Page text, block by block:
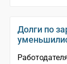
Долги по